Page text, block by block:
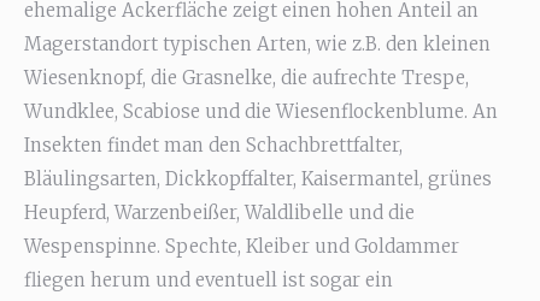
ehemalige Ackerfläche zeigt einen hohen Anteil an
Magerstandort typischen Arten, wie z.B. den kleinen
Wiesenknopf, die Grasnelke, die aufrechte Trespe,
Wundklee, Scabiose und die Wiesenflockenblume. An
Insekten findet man den Schachbrettfalter,
Bläulingsarten, Dickkopffalter, Kaisermantel, grünes
Heupferd, Warzenbeißer, Waldlibelle und die
Wespenspinne. Spechte, Kleiber und Goldammer
fliegen herum und eventuell ist sogar ein